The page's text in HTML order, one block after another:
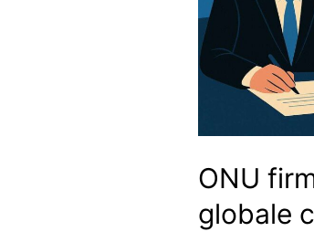
ONU
globale